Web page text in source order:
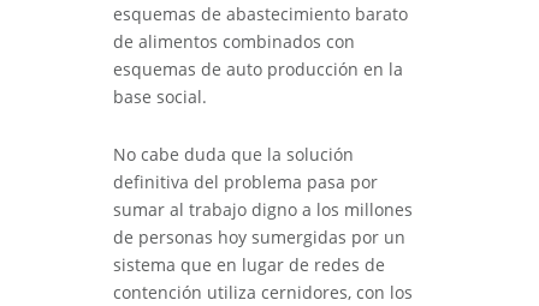
esquemas de abastecimiento barato
de alimentos combinados con
esquemas de auto producción en la
base social.
No cabe duda que la solución
definitiva del problema pasa por
sumar al trabajo digno a los millones
de personas hoy sumergidas por un
sistema que en lugar de redes de
contención utiliza cernidores, con los